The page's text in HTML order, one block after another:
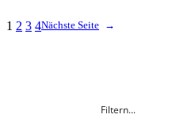
1 2 3 4Nächste Seite →